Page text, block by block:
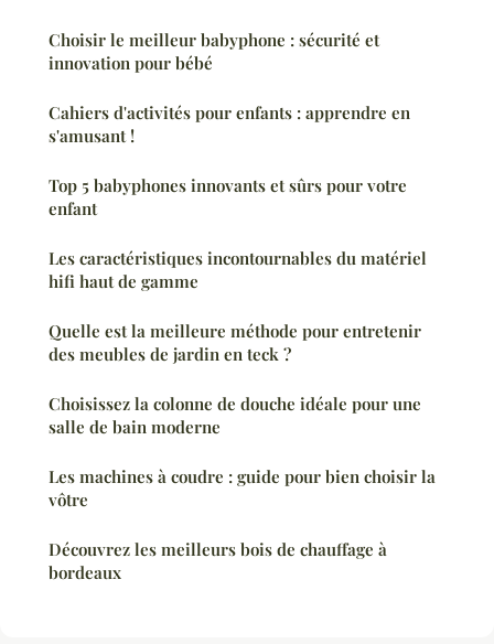
Choisir le meilleur babyphone : sécurité et
innovation pour bébé
Cahiers d'activités pour enfants : apprendre en
s'amusant !
Top 5 babyphones innovants et sûrs pour votre
enfant
Les caractéristiques incontournables du matériel
hifi haut de gamme
Quelle est la meilleure méthode pour entretenir
des meubles de jardin en teck ?
Choisissez la colonne de douche idéale pour une
salle de bain moderne
Les machines à coudre : guide pour bien choisir la
vôtre
Découvrez les meilleurs bois de chauffage à
bordeaux